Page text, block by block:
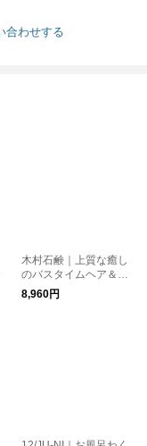
合わせする
木村石鹸｜上質な癒し
のバスタイムヘア＆ボ
ディケアギフト（JS
1）
8,960円